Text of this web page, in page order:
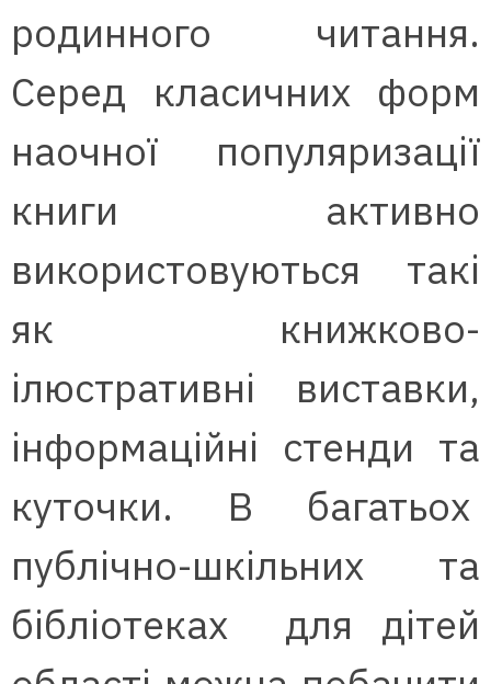
родинного читання.
Серед класичних форм
наочної популяризації
книги активно
використовуються такі
як книжково-
ілюстративні виставки,
інформаційні стенди та
куточки. В багатьох
публічно-шкільних та
бібліотеках для дітей